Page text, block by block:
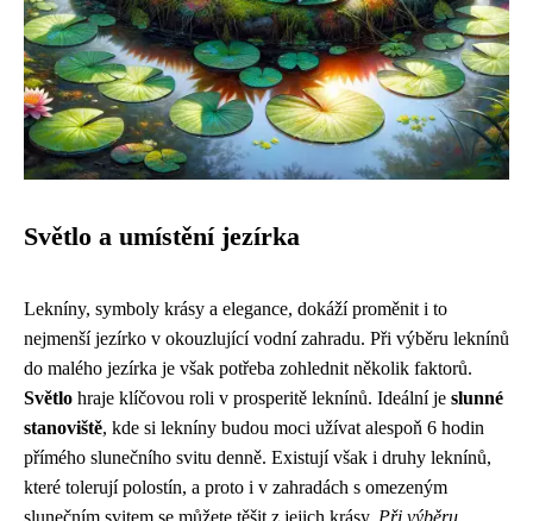
Světlo a umístění jezírka
Lekníny, symboly krásy a elegance, dokáží proměnit i to
nejmenší jezírko v okouzlující vodní zahradu. Při výběru leknínů
do malého jezírka je však potřeba zohlednit několik faktorů.
Světlo hraje klíčovou roli v prosperitě leknínů. Ideální je slunné
stanoviště, kde si lekníny budou moci užívat alespoň 6 hodin
přímého slunečního svitu denně. Existují však i druhy leknínů,
které tolerují polostín, a proto i v zahradách s omezeným
slunečním svitem se můžete těšit z jejich krásy. Při výběru